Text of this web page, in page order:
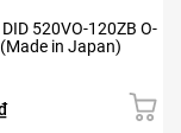
520VO-120ZB O-
in Japan)